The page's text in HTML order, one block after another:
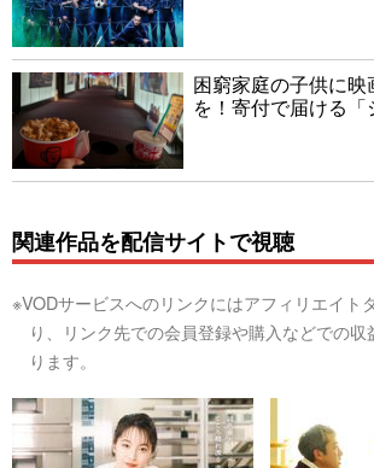
困窮家庭の子供に映
を！寄付で届ける「
関連作品を配信サイトで視聴
※VODサービスへのリンクにはアフィリエイト
り、リンク先での会員登録や購入などでの
ります。